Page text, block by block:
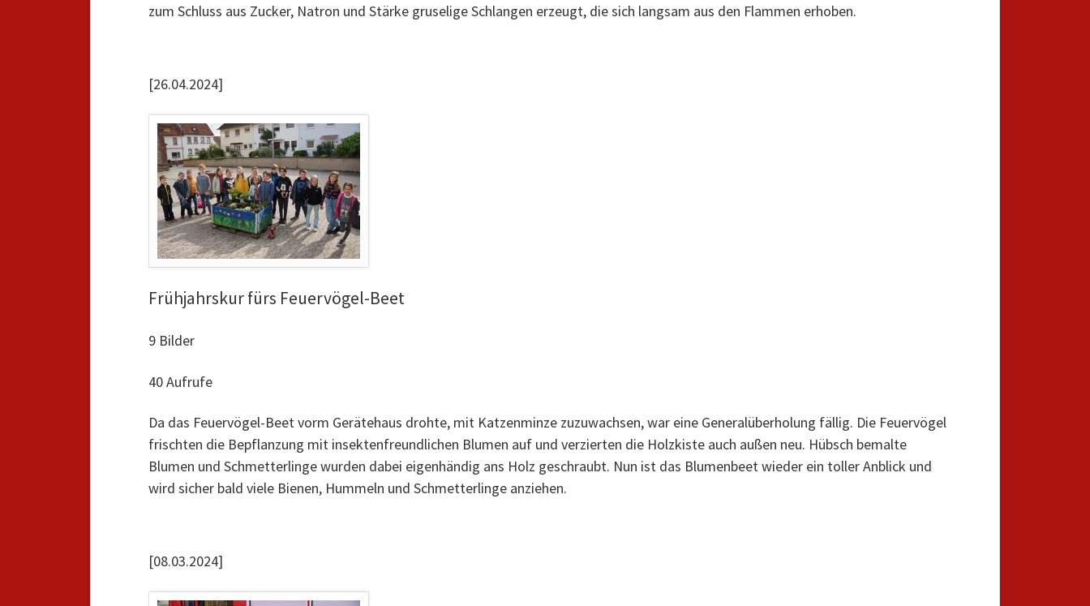
zum Schluss aus Zucker, Natron und Stärke gruselige Schlangen erzeugt, die sich langsam aus den Flammen erhoben.
[26.04.2024]
Frühjahrskur fürs Feuervögel-Beet
9 Bilder
40 Aufrufe
Da das Feuervögel-Beet vorm Gerätehaus drohte, mit Katzenminze zuzuwachsen, war eine Generalüberholung fällig. Die Feuervögel
frischten die Bepflanzung mit insektenfreundlichen Blumen auf und verzierten die Holzkiste auch außen neu. Hübsch bemalte
Blumen und Schmetterlinge wurden dabei eigenhändig ans Holz geschraubt. Nun ist das Blumenbeet wieder ein toller Anblick und
wird sicher bald viele Bienen, Hummeln und Schmetterlinge anziehen.
[08.03.2024]